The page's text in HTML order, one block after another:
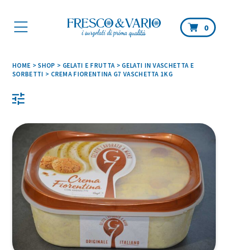
0
HOME >SHOP > GELATI E FRUTTA > GELATI IN VASCHETTA E
SORBETTI > CREMA FIORENTINA G7 VASCHETTA 1KG